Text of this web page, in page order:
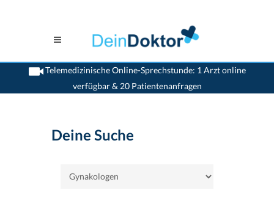
Telemedizinische Online-Sprechstunde: 1 Arzt online
verfügbar & 20 Patientenanfragen
>Home>Grenchen>Gynakologen
Deine Suche